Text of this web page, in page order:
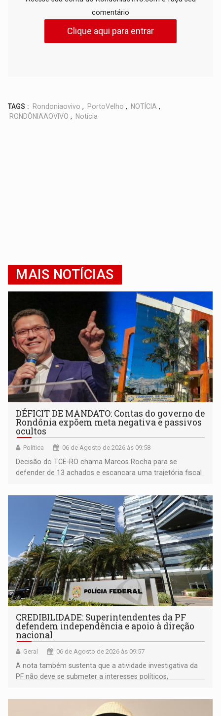
comentário
Clique aqui para entrar
TAGS : Rondoniaovivo , PortoVelho , NOTÍCIA ,
RONDÔNIAAOVIVO , Notícia
MAIS NOTÍCIAS
DÉFICIT DE MANDATO: Contas do governo de
Rondônia expõem meta negativa e passivos
ocultos
Política 06 de Agosto de 2026 às 09:58
Decisão do TCE-RO chama Marcos Rocha para se
defender de 13 achados e escancara uma trajetória fiscal
mandato
CREDIBILIDADE: Superintendentes da PF
defendem independência e apoio à direção
nacional
Geral 06 de Agosto de 2026 às 09:57
A nota também sustenta que a atividade investigativa da
PF não deve se submeter a interesses políticos,